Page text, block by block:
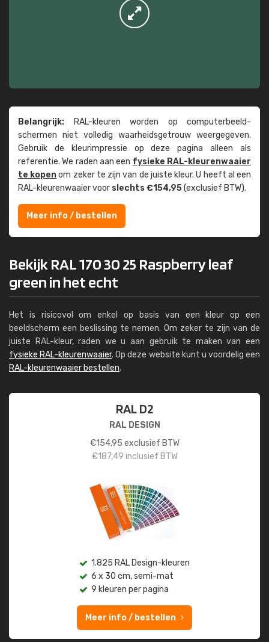
Belangrijk: RAL-kleuren worden op computer­beeld­
schermen niet volledig waarheids­­getrouw weer­gegeven.
Gebruik de kleur­impressie op deze pagina alleen als
referentie. We raden aan een fysieke RAL-kleuren­waaier
te kopenom zeker te zijn van de juiste kleur. U heeft al een
RAL-kleuren­waaier voor slechts €154,95(exclusief BTW).
Meer info / bestellen
Bekijk RAL 170 30 25 Raspberry leaf
green in het echt
Het is risicovol om enkel op basis van een kleur op een
beeldscherm een beslissing te nemen. Om zeker te zijn van de
juiste RAL-kleur, raden we u aan gebruik te maken van een
fysieke RAL-kleurenwaaier. Op deze website kunt u voordelig een
RAL-kleurenwaaier bestellen.
RAL D2
RAL DESIGN
€154,95 exclusief BTW
€187,49 inclusief BTW
1.825 RAL Design-kleuren
6 x 30 cm, semi-mat
9 kleuren per pagina
Meer info / bestellen